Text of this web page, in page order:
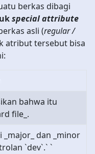
berkas dibagi
special attribute
asli (regular /
atribut tersebut bisa
bahwa itu
file_.
_major_ dan _minor
`dev`.` `